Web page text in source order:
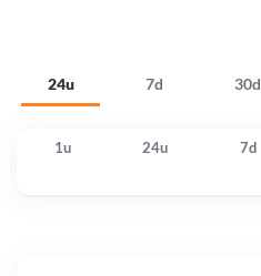
24u 7d 30d
1u 24u 7d